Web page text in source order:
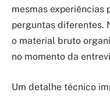
mesmas experiências
perguntas diferentes.
o material bruto
no momento da
Um detalhe técnico